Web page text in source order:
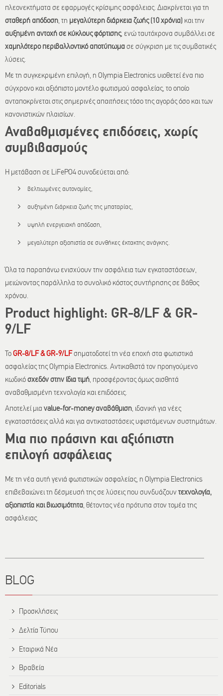
πλεονεκτήματα σε εφαρμογές κρίσιμης ασφάλειας. Διακρίνεται για τη
σταθερή απόδοση, τη μεγαλύτερη διάρκεια ζωής (10 χρόνια) και την
αυξημένη αντοχή σε κύκλους φόρτισης, ενώ ταυτόχρονα συμβάλλει σε
χαμηλότερο περιβαλλοντικό αποτύπωμασε σύγκριση με τις συμβατικές
λύσεις.
Με τη συγκεκριμένη επιλογή, η Olympia Electronics υιοθετεί ένα πιο
σύγχρονο και αξιόπιστο μοντέλο φωτισμού ασφαλείας, το οποίο
ανταποκρίνεται στις σημερινές απαιτήσεις τόσο της αγοράς όσο και των
κανονιστικών πλαισίων.
Αναβαθμισμένες επιδόσεις, χωρίς
συμβιβασμούς
Η μετάβαση σε LiFePO4 συνοδεύεται από:
βελτιωμένες αυτονομίες,
αυξημένη διάρκεια ζωής της μπαταρίας,
υψηλή ενεργειακή απόδοση,
μεγαλύτερη αξιοπιστία σε συνθήκες έκτακτης ανάγκης.
Όλα τα παραπάνω ενισχύουν την ασφάλεια των εγκαταστάσεων,
μειώνοντας παράλληλα το συνολικό κόστος συντήρησης σε βάθος
χρόνου.
Product highlight: GR-8/LF & GR-
9/LF
ΤοGR-8/LF & GR-9/LFσηματοδοτεί τη νέα εποχή στα φωτιστικά
ασφαλείας της Olympia Electronics. Αντικαθιστά τον προηγούμενο
κωδικόσχεδόν στην ίδια τιμή, προσφέροντας όμως αισθητά
αναβαθμισμένη τεχνολογία και επιδόσεις.
Αποτελεί μια value-for-money αναβάθμιση, ιδανική για νέες
εγκαταστάσεις αλλά και για αντικαταστάσεις υφιστάμενων συστημάτων.
Μια πιο πράσινη και αξιόπιστη
επιλογή ασφάλειας
Με τη νέα αυτή γενιά φωτιστικών ασφαλείας, η Olympia Electronics
επιβεβαιώνει τη δέσμευσή της σε λύσεις που συνδυάζουντεχνολογία,
αξιοπιστία και βιωσιμότητα, θέτοντας νέα πρότυπα στον τομέα της
ασφάλειας.
BLOG
Προσκλήσεις
Δελτία Τύπου
Εταιρικά Νέα
Βραβεία
Editorials